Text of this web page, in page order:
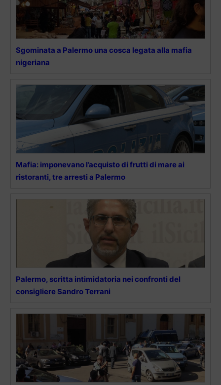
Sgominata a Palermo una cosca legata alla mafia
nigeriana
Mafia: imponevano l’acquisto di frutti di mare ai
ristoranti, tre arresti a Palermo
Palermo, scritta intimidatoria nei confronti del
consigliere Sandro Terrani